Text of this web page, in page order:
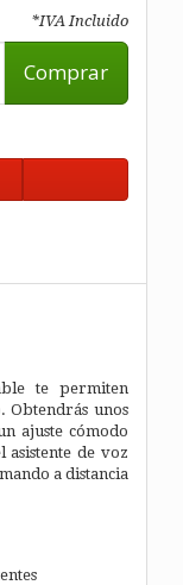
*IVA Incluido
Comprar
te permiten
Obtendrás unos
ajuste cómodo
de voz
a distancia